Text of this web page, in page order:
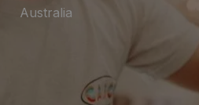
Australia